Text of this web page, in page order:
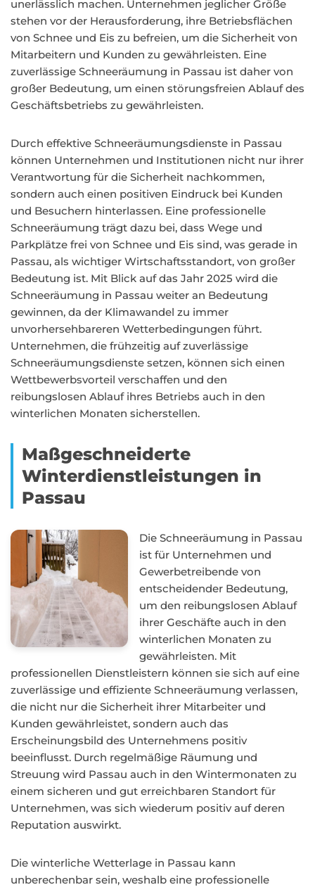
unerlässlich machen. Unternehmen jeglicher Größe
stehen vor der Herausforderung, ihre Betriebsflächen
von Schnee und Eis zu befreien, um die Sicherheit von
Mitarbeitern und Kunden zu gewährleisten. Eine
zuverlässige Schneeräumung in Passau ist daher von
großer Bedeutung, um einen störungsfreien Ablauf des
Geschäftsbetriebs zu gewährleisten.
Durch effektive Schneeräumungsdienste in Passau
können Unternehmen und Institutionen nicht nur ihrer
Verantwortung für die Sicherheit nachkommen,
sondern auch einen positiven Eindruck bei Kunden
und Besuchern hinterlassen. Eine professionelle
Schneeräumung trägt dazu bei, dass Wege und
Parkplätze frei von Schnee und Eis sind, was gerade in
Passau, als wichtiger Wirtschaftsstandort, von großer
Bedeutung ist. Mit Blick auf das Jahr 2025 wird die
Schneeräumung in Passau weiter an Bedeutung
gewinnen, da der Klimawandel zu immer
unvorhersehbareren Wetterbedingungen führt.
Unternehmen, die frühzeitig auf zuverlässige
Schneeräumungsdienste setzen, können sich einen
Wettbewerbsvorteil verschaffen und den
reibungslosen Ablauf ihres Betriebs auch in den
winterlichen Monaten sicherstellen.
Maßgeschneiderte
Winterdienstleistungen in
Passau
Die Schneeräumung in Passau
ist für Unternehmen und
Gewerbetreibende von
entscheidender Bedeutung,
um den reibungslosen Ablauf
ihrer Geschäfte auch in den
winterlichen Monaten zu
gewährleisten. Mit
professionellen Dienstleistern können sie sich auf eine
zuverlässige und effiziente Schneeräumung verlassen,
die nicht nur die Sicherheit ihrer Mitarbeiter und
Kunden gewährleistet, sondern auch das
Erscheinungsbild des Unternehmens positiv
beeinflusst. Durch regelmäßige Räumung und
Streuung wird Passau auch in den Wintermonaten zu
einem sicheren und gut erreichbaren Standort für
Unternehmen, was sich wiederum positiv auf deren
Reputation auswirkt.
Die winterliche Wetterlage in Passau kann
unberechenbar sein, weshalb eine professionelle